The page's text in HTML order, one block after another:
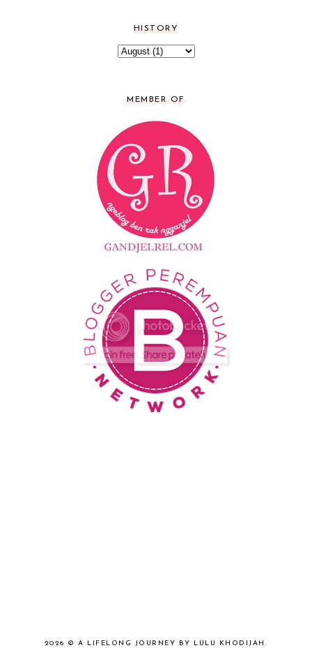
HISTORY
MEMBER OF
2026 ©A LIFELONG JOURNEY BY LULU KHODIJAH .